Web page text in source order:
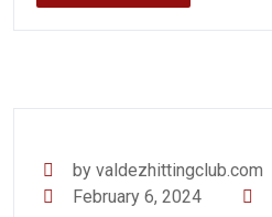
by valdezhittingclub.com
February 6, 2024